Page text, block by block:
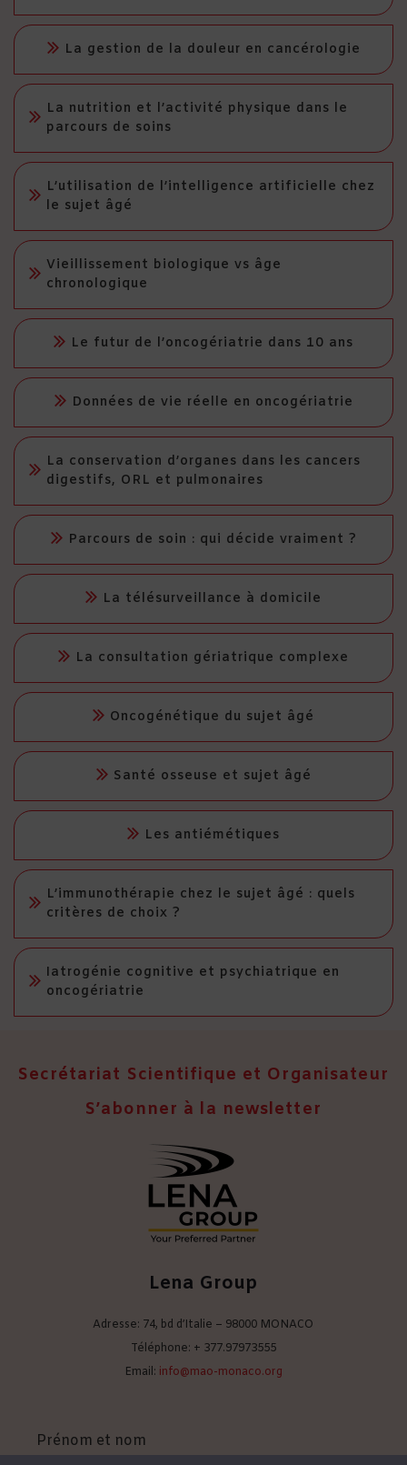
La gestion de la douleur en cancérologie
La nutrition et l’activité physique dans le
parcours de soins
L’utilisation de l’intelligence artificielle chez
le sujet âgé
Vieillissement biologique vs âge
chronologique
Le futur de l’oncogériatrie dans 10 ans
Données de vie réelle en oncogériatrie
La conservation d’organes dans les cancers
digestifs, ORL et pulmonaires
Parcours de soin : qui décide vraiment ?
La télésurveillance à domicile
La consultation gériatrique complexe
Oncogénétique du sujet âgé
Santé osseuse et sujet âgé
Les antiémétiques
L’immunothérapie chez le sujet âgé : quels
critères de choix ?
Iatrogénie cognitive et psychiatrique en
oncogériatrie
Secrétariat Scientifique et Organisateur
S’abonner à la newsletter
Lena Group
Adresse: 74, bd d’Italie – 98000 MONACO
Téléphone: + 377.97973555
Email: info@mao-monaco.org
Prénom et nom